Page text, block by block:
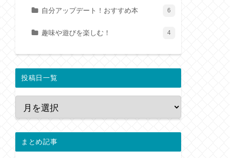
自分アップデート！おすすめ本 6
趣味や遊びを楽しむ！ 4
投稿日一覧
まとめ記事